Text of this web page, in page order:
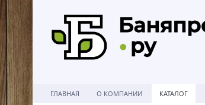
ГЛАВНАЯ О КОМПАНИИ КАТАЛОГ